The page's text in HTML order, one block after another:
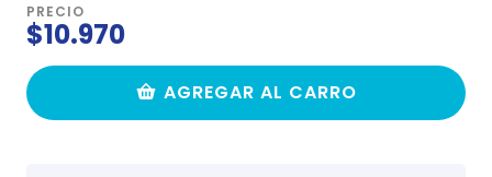
PRECIO
$10.970
AGREGAR AL CARRO